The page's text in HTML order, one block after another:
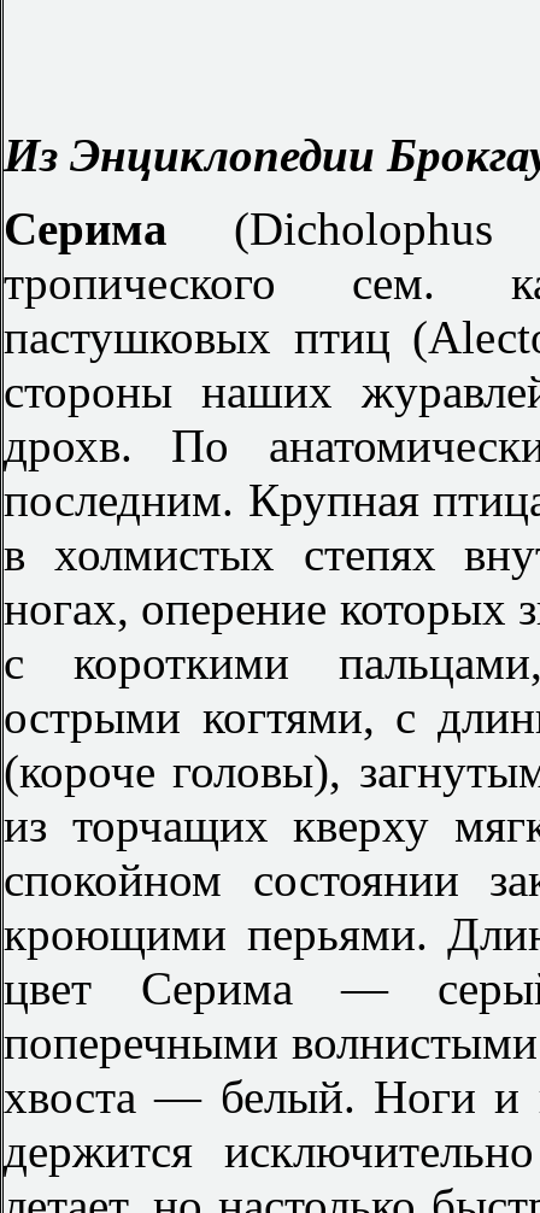
Из Энциклопедии
Серима
тропического сем.
пастушковых птиц
стороны наших
дрохв. По
последним. Крупная
в холмистых степях
ногах, оперение которых
с короткими
острыми когтями, с
(короче головы),
из торчащих кверху
спокойном состоянии
кроющими перьями.
цвет Серима —
поперечными
хвоста — белый. Ноги
держится